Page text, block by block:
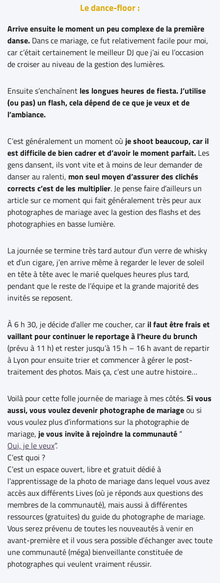
Le dance-floor :
Arrive ensuite le moment un peu complexe de la première
danse. Dans ce mariage, ce fut relativement facile pour moi,
car c’était certainement le meilleur DJ que j’ai eu l’occasion
de croiser au niveau de la gestion des lumières.
Ensuite s’enchaînent les longues heures de fiesta. J’utilise
(ou pas) un flash, cela dépend de ce que je veux et de
l’ambiance.
C’est généralement un moment où je shoot beaucoup, car il
est difficile de bien cadrer et d’avoir le moment parfait. Les
gens dansent, ils vont vite et à moins de leur demander de
danser au ralenti, mon seul moyen d’assurer des clichés
corrects c’est de les multiplier. Je pense faire d’ailleurs un
article sur ce moment qui fait généralement très peur aux
photographes de mariage avec la gestion des flashs et des
photographies en basse lumière.
La journée se termine très tard autour d’un verre de whisky
et d’un cigare, j’en arrive même à regarder le lever de soleil
en tête à tête avec le marié quelques heures plus tard,
pendant que le reste de l’équipe et la grande majorité des
invités se reposent.
À 6 h 30, je décide d’aller me coucher, car il faut être frais et
vaillant pourcontinuer le reportage à l’heure du brunch
(prévu à 11 h) et rester jusqu’à 15 h – 16 h avant de repartir
à Lyon pour ensuite trier et commencer à gérer le post-
traitement des photos. Mais ça, c’est une autre histoire…
Voilà pour cette folle journée de mariage à mes côtés.Si vous
aussi, vous voulez devenir photographe de mariageou si
vous voulez plus d’informations sur la photographie de
mariage, je vous invite à rejoindre la communauté “
Oui, je le veux”.
C’est quoi ?
C’est un espace ouvert, libre et gratuit dédié à
l’apprentissage de la photo de mariage dans lequel vous avez
accès aux différents Lives (où je réponds aux questions des
membres de la communauté), mais aussi à différentes
ressources (gratuites) du guide du photographe de mariage.
Vous serez prévenu de toutes les nouveautés à venir en
avant-première et il vous sera possible d’échanger avec toute
une communauté (méga) bienveillante constituée de
photographes qui veulent vraiment réussir.